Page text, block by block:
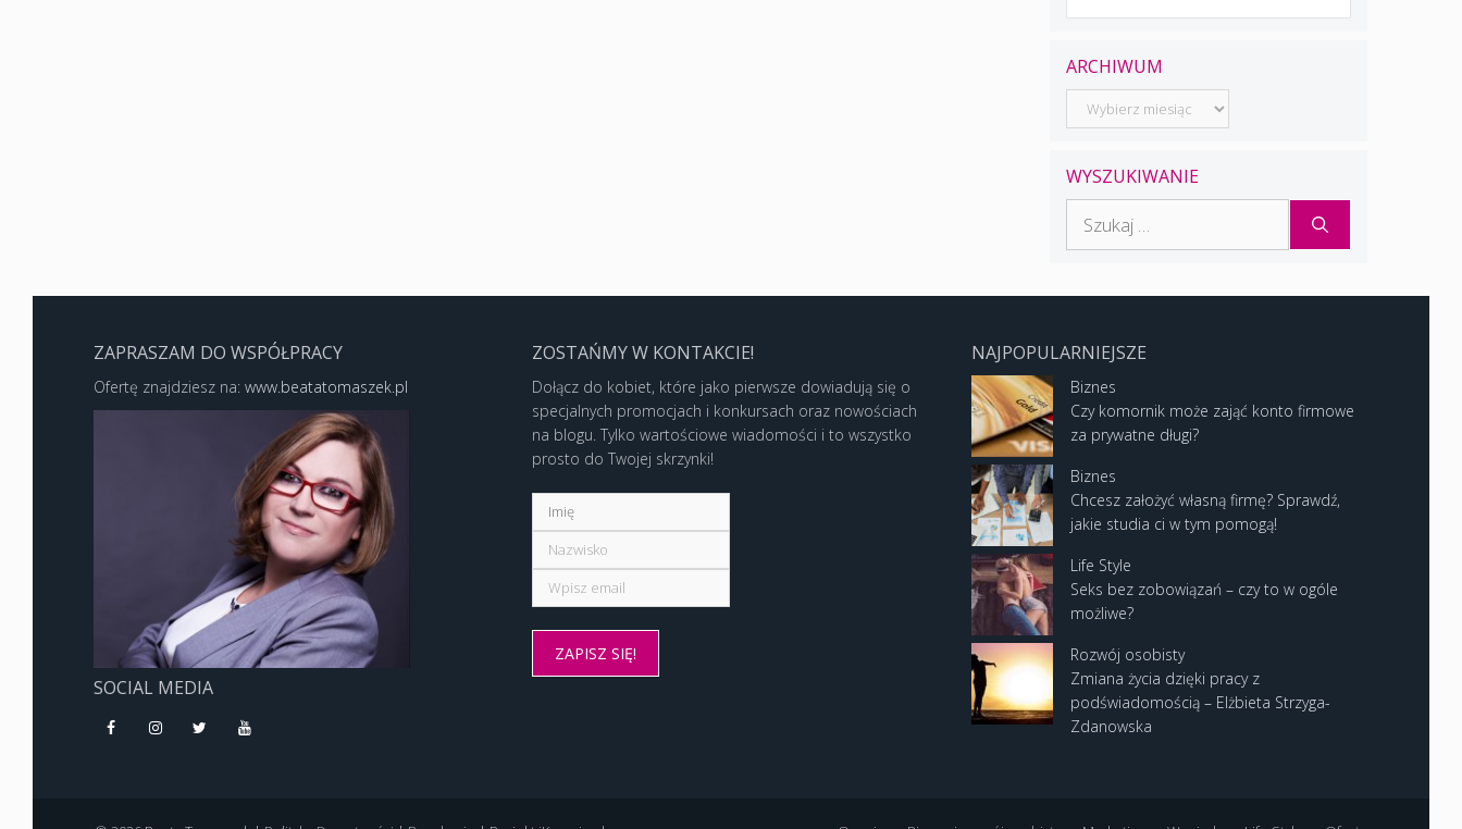
ARCHIWUM
Archiwum
WYSZUKIWANIE
ZAPRASZAM DO WSPÓŁPRACY
Ofertę znajdziesz na: www.beatatomaszek.pl
SOCIAL MEDIA
ZOSTAŃMY W KONTAKCIE!
Dołącz do kobiet, które jako pierwsze dowiadują się o
specjalnych promocjach i konkursach oraz nowościach
na blogu. Tylko wartościowe wiadomości i to wszystko
prosto do Twojej skrzynki!
NAJPOPULARNIEJSZE
Biznes
Czy komornik może zająć konto firmowe
za prywatne długi?
Biznes
Chcesz założyć własną firmę? Sprawdź,
jakie studia ci w tym pomogą!
Life Style
Seks bez zobowiązań – czy to w ogóle
możliwe?
Rozwój osobisty
Zmiana życia dzięki pracy z
podświadomością – Elżbieta Strzyga-
Zdanowska